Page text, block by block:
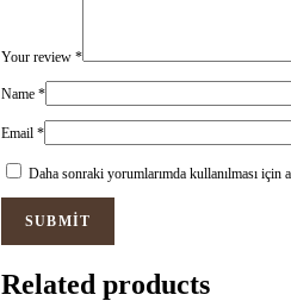
Your review *
Name *
Email *
Daha sonraki yorumlarımda kullanılması için
Related products